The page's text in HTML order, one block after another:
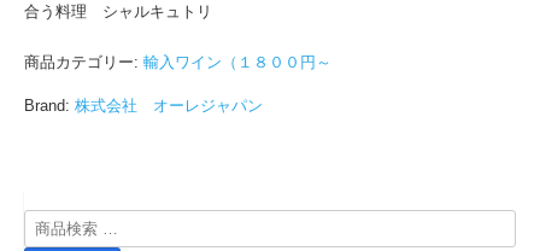
合う料理 シャルキュトリ
商品カテゴリー: 輸入ワイン（１８００円～
Brand: 株式会社 オーレジャパン
検